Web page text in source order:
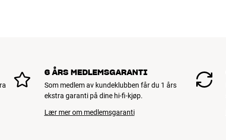
6 ÅRS MEDLEMSGARANTI
Som medlem av kundeklubben får du 1 års
ekstra garanti på dine hi-fi-kjøp.
Lær mer om medlemsgaranti